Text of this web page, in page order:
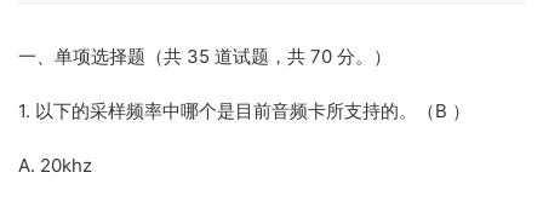
一、单项选择题（共 35 道试题，共 70 分。）
1. 以下的采样频率中哪个是目前音频卡所支持的。（B ）
A. 20khz